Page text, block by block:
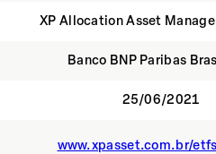
XP Allocation Asset
Banco BNP Paribas
25/06/2021
www.xpasset.com.br/